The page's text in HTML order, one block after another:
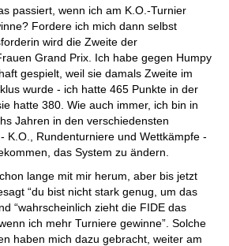
passiert, wenn ich am K.O.-Turnier
Fordere ich mich dann selbst
wird die Zweite der
Grand Prix. Ich habe gegen Humpy
gespielt, weil sie damals Zweite im
wurde - ich hatte 465 Punkte in der
hatte 380. Wie auch immer, ich bin in
Jahren in den verschiedensten
K.O., Rundenturniere und Wettkämpfe -
das System zu ändern.
lange mit mir herum, aber bis jetzt
“du bist nicht stark genug, um das
“wahrscheinlich zieht die FIDE das
ich mehr Turniere gewinne”. Solche
haben mich dazu gebracht, weiter am